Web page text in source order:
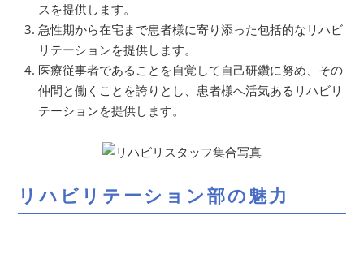
スを提供します。
急性期から在宅まで患者様に寄り添った包括的なリハビ
リテーションを提供します。
医療従事者であることを自覚して自己研鑽に努め、その
仲間と働くことを誇りとし、患者様へ活気あるリハビリ
テーションを提供します。
リハビリテーション部の魅力